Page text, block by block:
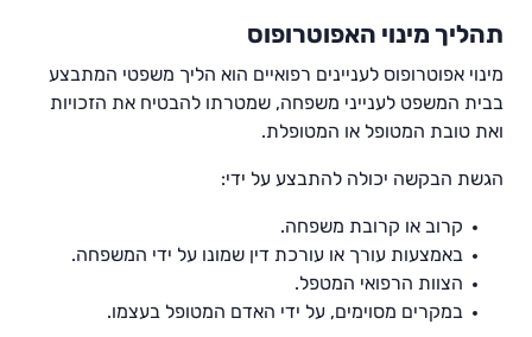
תהליך מינוי האפוטרופוס
מינוי אפוטרופוס לעניינים רפואיים הוא הליך משפטי המתבצע
בבית המשפט לענייני משפחה, שמטרתו להבטיח את הזכויות
ואת טובת המטופל או המטופלת.
הגשת הבקשה יכולה להתבצע על ידי:
קרוב או קרובת משפחה.
באמצעות עורך או עורכת דין שמונו על ידי המשפחה.
הצוות הרפואי המטפל.
במקרים מסוימים, על ידי האדם המטופל בעצמו.